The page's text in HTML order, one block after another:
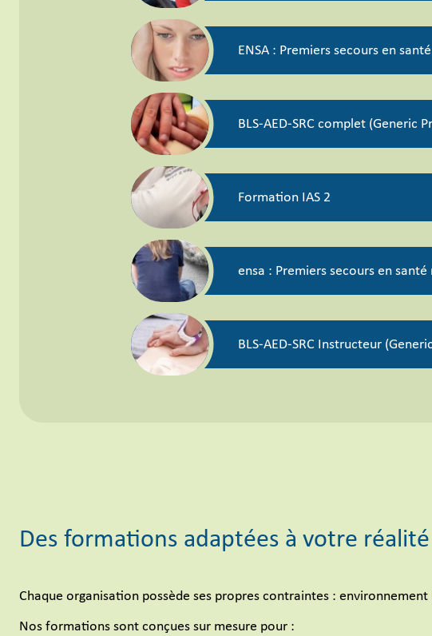
ENSA : Premiers secours en
BLS-AED-SRC complet (Generic
Formation IAS 2
ensa : Premiers secours en
BLS-AED-SRC Instructeur
Des formations adaptées à votre
Chaque organisation possède ses propres contraintes :
Nos formations sont conçues sur mesure pour :